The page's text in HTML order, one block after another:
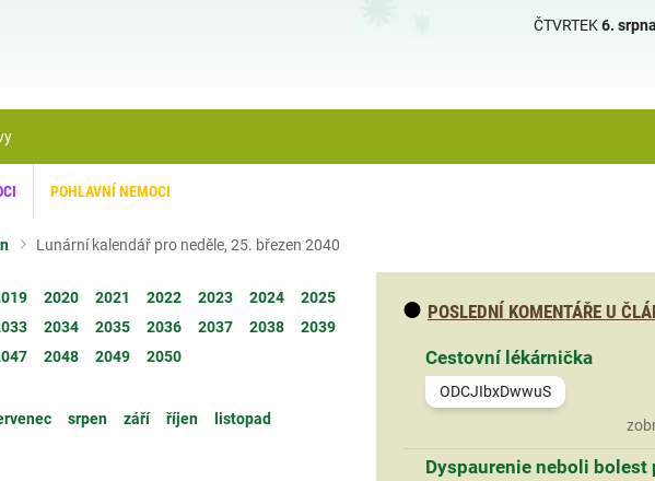
ČTVRTEK6.
POHLAVNÍ NEMOCI
Lunární kalendář pro neděle, 25. březen 2040
2020 2021 2022 2023 2024
2025
2034 2035 2036 2037 2038
2039
2048 2049 2050
srpen září říjen
listopad
POSLEDNÍ KOMENTÁŘE U
Cestovní lékárnička
ODCJIbxDwwuS
Dyspaurenie neboli